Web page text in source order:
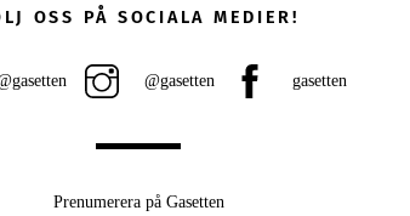
OSS PÅ SOCIALA MEDIER!
@gasetten gasetten
Prenumerera på Gasetten